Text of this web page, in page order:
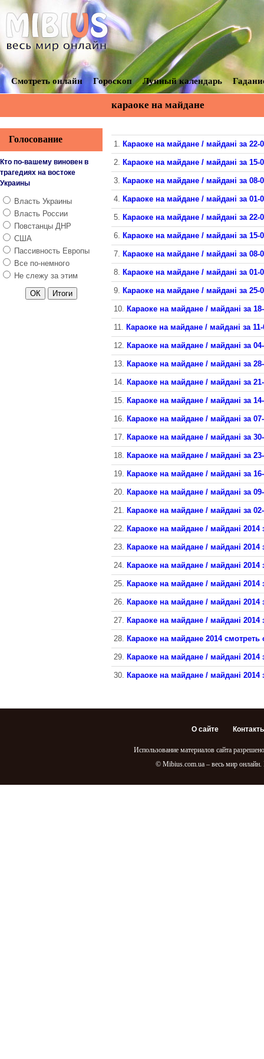
Смотреть онлайн Гороскоп Лунный календарь
караоке на майдане
1. Караоке на майдане / майдані за
2. Караоке на майдане / майдані за
3. Караоке на майдане / майдані за
4. Караоке на майдане / майдані за
5. Караоке на майдане / майдані за
6. Караоке на майдане / майдані за
7. Караоке на майдане / майдані за
8. Караоке на майдане / майдані за
9. Караоке на майдане / майдані за
10. Караоке на майдане / майдані за
11. Караоке на майдане / майдані за
12. Караоке на майдане / майдані за
13. Караоке на майдане / майдані за
14. Караоке на майдане / майдані за
15. Караоке на майдане / майдані за
16. Караоке на майдане / майдані за
17. Караоке на майдане / майдані за
18. Караоке на майдане / майдані за
19. Караоке на майдане / майдані за
20. Караоке на майдане / майдані за
21. Караоке на майдане / майдані за
22. Караоке на майдане / майдані 2014
23. Караоке на майдане / майдані 2014
24. Караоке на майдане / майдані 2014
25. Караоке на майдане / майдані 2014
26. Караоке на майдане / майдані 2014
27. Караоке на майдане / майдані 2014
28. Караоке на майдане 2014 смотреть
29. Караоке на майдане / майдані 2014
30. Караоке на майдане / майдані 2014
Голосование
Кто по-вашему виновен в
трагедиях на востоке
Украины
Власть Украины
Власть России
Повстанцы ДНР
США
Пассивность Европы
Все по-немного
Не слежу за этим
О сайте
Использование материалов сайта
© Mibius.com.ua – весь мир онлайн.